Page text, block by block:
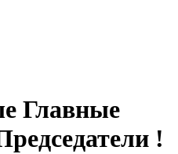
Главные
!